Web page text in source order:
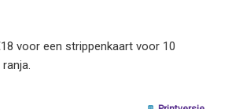
voor een strippenkaart voor 10